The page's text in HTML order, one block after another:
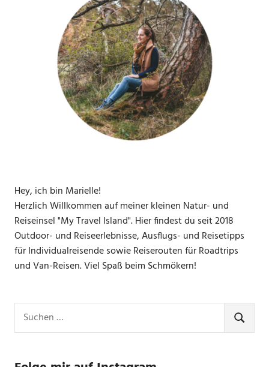
Hey, ich bin Marielle!
Herzlich Willkommen auf meiner kleinen Natur- und
Reiseinsel "My Travel Island". Hier findest du seit 2018
Outdoor- und Reiseerlebnisse, Ausflugs- und Reisetipps
für Individualreisende sowie Reiserouten für Roadtrips
und Van-Reisen. Viel Spaß beim Schmökern!
nach:
SUCHEN